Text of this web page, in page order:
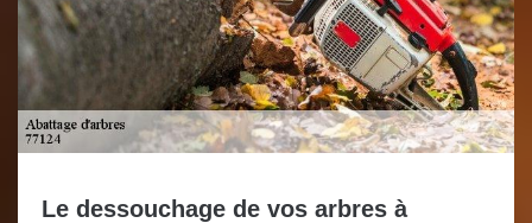
Le dessouchage de vos arbres à